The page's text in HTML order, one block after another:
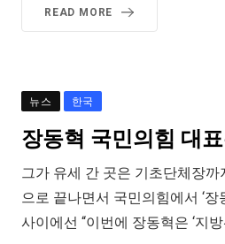
READ MORE
뉴스 한국
장동혁 국민의힘 대
그가 유세 간 곳은 기초단체장
으로 끝나면서 국민의힘에서 ‘
사이에선 “이번에 장동혁은 ‘지